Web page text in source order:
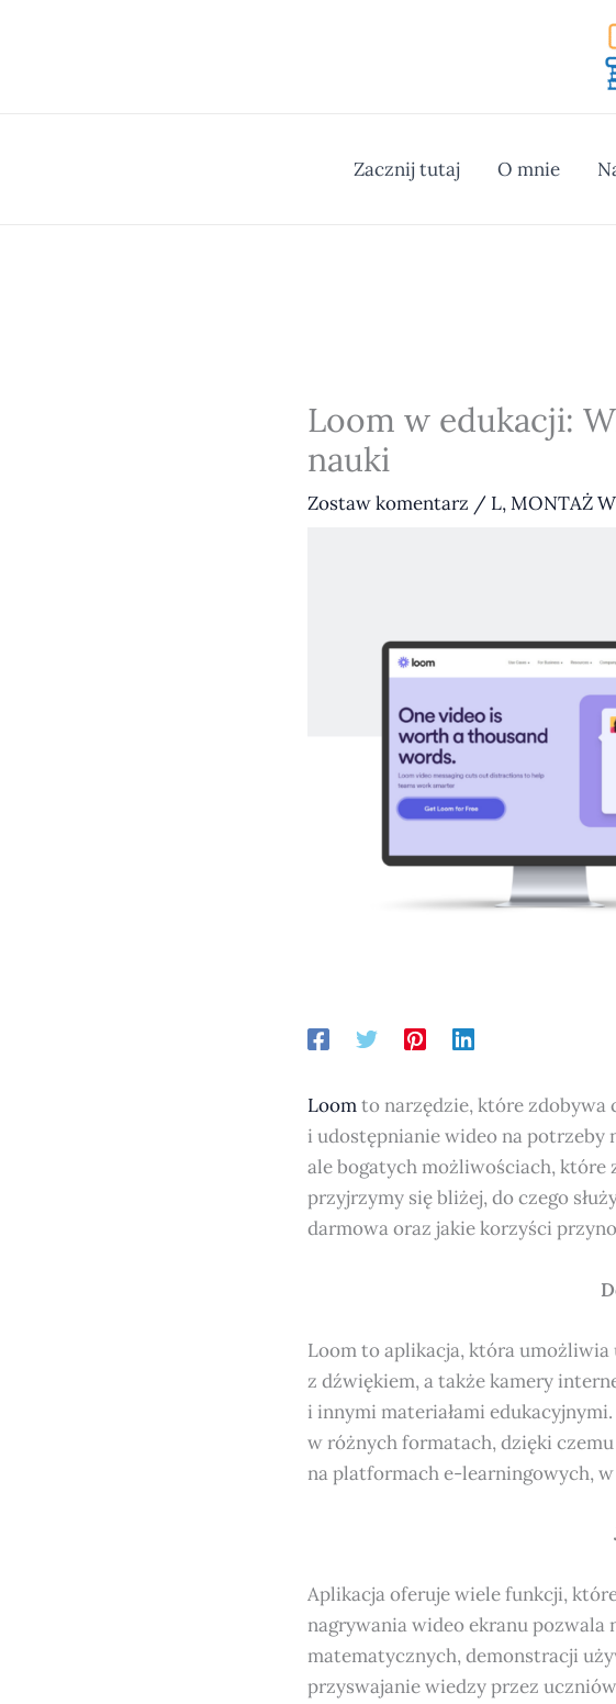
Zacznij tutaj O mnie
Loom w edukacji:
nauki
Zostaw komentarz / L,MONTAŻ
Loomto narzędzie, które zdobywa
i udostępnianie wideo na potrzeby
ale bogatych możliwościach, które
przyjrzymy się bliżej, do czego
darmowa oraz jakie korzyści
Loom to aplikacja, która
z dźwiękiem, a także kamery
i innymi materiałami
w różnych formatach, dzięki
na platformach e-learningowych,
Aplikacja oferuje wiele funkcji,
nagrywania wideo ekranu
matematycznych, demonstracji
przyswajanie wiedzy przez